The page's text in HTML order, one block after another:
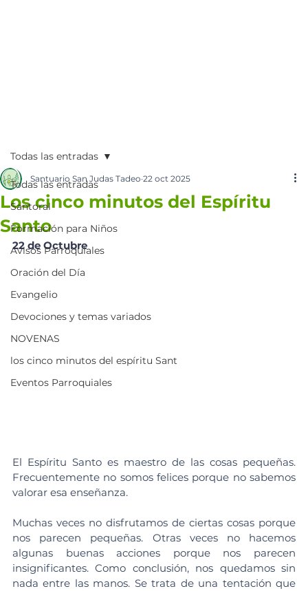
Todas las entradas
Santoral
Formación para Niños
Avisos Parroquiales
Oración del Día
Evangelio
Devociones y temas variados
NOVENAS
los cinco minutos del espíritu Sant
Eventos Parroquiales
Todas las entradas
Los cinco minutos del Espíritu
Santo
Santuario San Judas Tadeo 22 oct 2025
22 de Octubre
El Espíritu Santo es maestro de las cosas pequeñas.
Frecuentemente no somos felices porque no sabemos
valorar esa enseñanza.
Muchas veces no disfrutamos de ciertas cosas porque
nos parecen pequeñas. Otras veces no hacemos
algunas buenas acciones porque nos parecen
insignificantes. Como conclusión, nos quedamos sin
nada entre las manos. Se trata de una tentación que